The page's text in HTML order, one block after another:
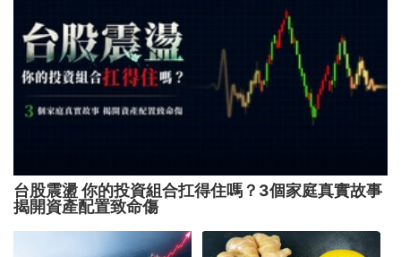
台股震盪 你的投資組合扛得住嗎？3個家庭真實故事
揭開資產配置致命傷